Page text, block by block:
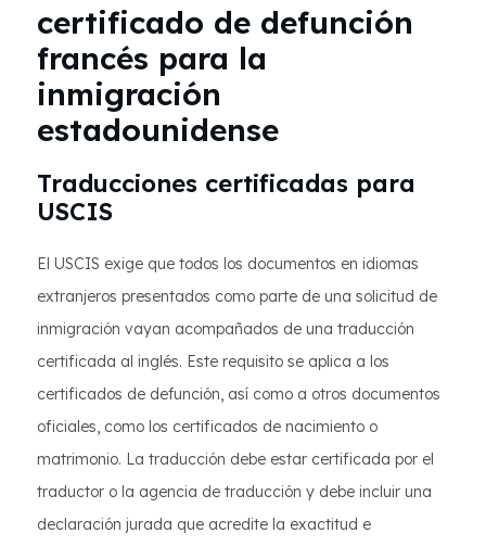
certificado de defunción
francés para la
inmigración
estadounidense
Traducciones certificadas para
USCIS
El USCIS exige que todos los documentos en idiomas
extranjeros presentados como parte de una solicitud de
inmigración vayan acompañados de una traducción
certificada al inglés. Este requisito se aplica a los
certificados de defunción, así como a otros documentos
oficiales, como los certificados de nacimiento o
matrimonio. La traducción debe estar certificada por el
traductor o la agencia de traducción y debe incluir una
declaración jurada que acredite la exactitud e